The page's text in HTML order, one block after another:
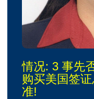
情况: 3 事先
购买美国签
准!